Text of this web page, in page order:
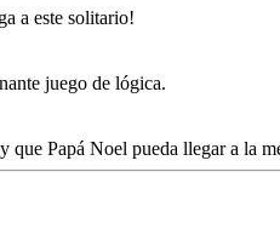
a este solitario!
juego de lógica.
Papá Noel pueda llegar a la